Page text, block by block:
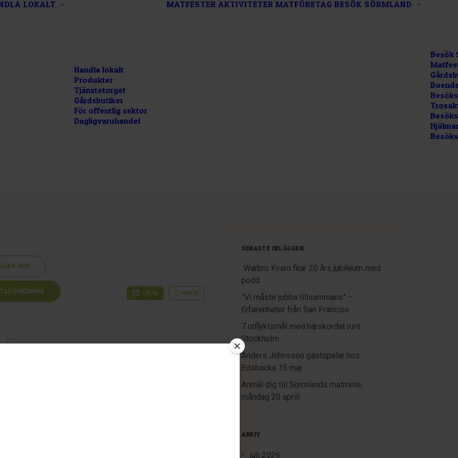
LOKALT
Handla lokalt
Produkter
Tjänstetorget
Gårdsbutiker
För offentlig sektor
Dagligvaruhandel
MATFESTER AKTIVITETER MATFÖRETAG BESÖK SÖRMLAND
Besök
MIG
LISTA KARTA
SENASTE INLÄGGEN
Warbro Kvarn firar 20 års jubileum med
podd
”Vi måste jobba tillsammans” –
Erfarenheter från San Franciso
7 utflyktsmål med härskördat runt
Stockholm
Anders Johnsson gästspelar hos
Edsbacka 15 maj
Anmäl dig till Sörmlands matmöte,
måndag 20 april!
ARKIV
juli 2026